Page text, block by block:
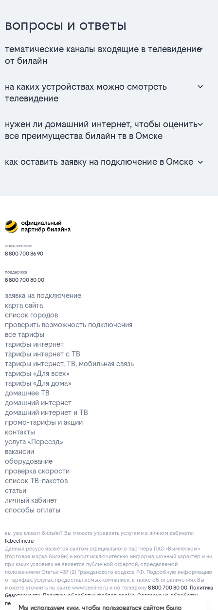
вопросы и ответы
тематические каналы входящие в телевидение
от билайн
на каких устройствах можно смотреть
телевидение
нужен ли домашний интернет, чтобы оценить
все преимущества билайн тв в Омске
как оставить заявку на подключение в Омске
подключение
8 800 700 86 90
поддержка
8 800 700 80 00
заявка на подключение
карта сайта
список городов
проверить возможность подключения
все тарифы
тарифы интернет
тарифы интернет с ТВ
тарифы интернет, ТВ, мобильная связь
тарифы «Для всех»
тарифы «Для дома»
домашнее ТВ
домашний интернет
домашний интернет и ТВ
промо-тарифы и акции
контакты
услуга «Переезд»
вакансии
оборудование
проверка скорости
список ТВ-пакетов
статьи
личный кабинет
способы оплаты
вы уже клиент билайн? Вы можете управлять услугами в личнoм кaбинeтe:
lk.beeline.ru
Данный ресурс является сайтом официального партнера ПАО «Вымпелком»
(торговая марка билайн) и носит исключительно информационный характер и ни
при каких условиях не является публичной офертой, определяемой
положениями Статьи 437 (2) Гражданского кодекса РФ. Подробную информацию
о тарифах, услугах, предоставляемых компанией, а также об ограничениях Вы
можете уточнить на сайте www.beeline.ru и по телефону 8 800 700 80 00. Политика
безопасности Политика обработки файлов cookie Согласие на обработку
персональных данных
. Отписаться от получения информационных рассылок от
Мы используем куки, чтобы пользоваться сайтом было